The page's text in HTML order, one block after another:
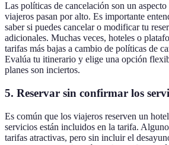
Las políticas de cancelación son un
viajeros pasan por alto. Es importante
saber si puedes cancelar o modificar tu
adicionales. Muchas veces, hoteles o
tarifas más bajas a cambio de políticas de
Evalúa tu itinerario y elige una opción
planes son inciertos.
5. Reservar sin confirmar los
Es común que los viajeros reserven un
servicios están incluidos en la tarifa.
tarifas atractivas, pero sin incluir el